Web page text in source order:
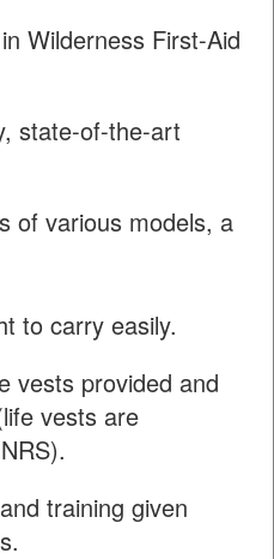
Wilderness First-Aid
state-of-the-art
various models, a
to carry easily.
provided and
vests are
training given